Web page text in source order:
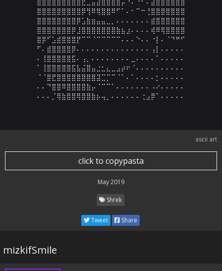
⣿⣿⣿⣿⣿⣿⣿⣿⣿⡿⢻⠿⢿⣿⣿⠿⠋⠁⠄⠂⠉⠒⢘⣿⣿⣿⣿⣿⣿⣿
⣿⣿⣿⣿⣿⣿⣿⣿⡿⣡⣷⣶⣤⣤⣀⡀⠄⠄⠄⠄⠄⠄⠄⣾⣿⣿⣿⣿⣿⣿
⣿⣿⣿⣿⣿⣿⣿⡿⣸⣿⣿⣿⣿⣿⣿⣿⣷⣦⣰⠄⠄⠄⠄⢾⠿⢿⣿⣿⣿⣿
⣿⡿⠋⣡⣾⣿⣿⣿⡟⠉⠉⠈⠉⠉⠉⠉⠉⠄⠄⠄⠑⠄⠄⠐⡇⠄⠈⠙⠛⠋
⠋⠄⣾⣿⣿⣿⣿⡿⠄⠄⠄⠄⠄⠄⠄⠄⠄⠄⠄⠄⠄⠄⠄⢠⡇⠄⠄⠄⠄⠄
⠄⢸⣿⣿⣿⣿⣿⣯⠄⢠⡀⠄⠄⠄⠄⠄⠄⠄⠄⣀⠄⠄⠄⠄⠁⠄⠄⠄⠄⠄
⠁⢸⣿⣿⣿⣿⣿⣯⣧⣬⣿⣤⣐⣂⣄⣀⣠⡴⠖⠈⠄⠄⠄⠄⠄⠄⠄⠄⠄⠄
⠈⠈⣿⣟⣿⣿⣿⣿⣿⣿⣿⣿⣽⣉⡉⠉⠈⠁⠄⠁⠄⠄⠄⠄⡂⠄⠄⠄⠄⠄
⠄⠄⠙⣿⣿⠿⣿⣿⣿⣿⣷⡤⠈⠉⠉⠁⠄⠄⠄⠄⠄⠄⠄⠠⠔⠄⠄⠄⠄⠄
⠄⠄⠄⡈⢿⣷⣿⣿⢿⣿⣿⣷⡦⢤⡀⠄⠄⠄⠄⠄⠄⢐⣠⡿⠁⠄⠄⠄⠄⠄
ascii art
click to copypasta
May 2019
Shrek
Tweet Share
mizkifSmile